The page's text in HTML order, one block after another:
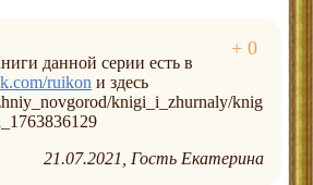
данной серии есть в
ruikon и здесь
knigi_i_zhurnaly/knig
21.07.2021 Гость Екатерина